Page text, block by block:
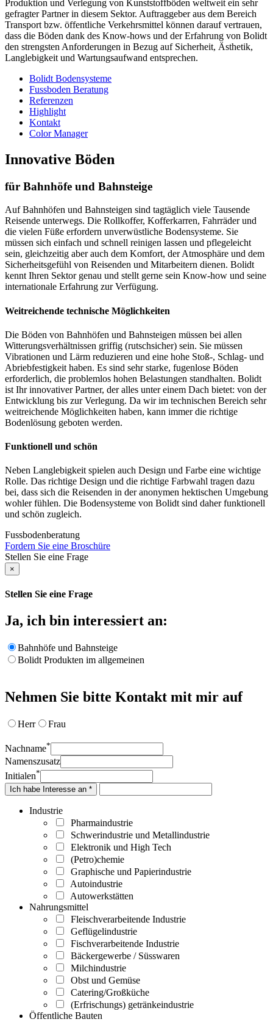
Produktion und Verlegung von Kunststoffböden weltweit ein sehr
gefragter Partner in diesem Sektor. Auftraggeber aus dem Bereich
Transport bzw. öffentliche Verkehrsmittel können darauf vertrauen,
dass die Böden dank des Know-hows und der Erfahrung von Bolidt
den strengsten Anforderungen in Bezug auf Sicherheit, Ästhetik,
Langlebigkeit und Wartungsaufwand entsprechen.
Bolidt Bodensysteme
Fussboden Beratung
Referenzen
Highlight
Kontakt
Color Manager
Innovative Böden
für Bahnhöfe und Bahnsteige
Auf Bahnhöfen und Bahnsteigen sind tagtäglich viele Tausende
Reisende unterwegs. Die Rollkoffer, Kofferkarren, Fahrräder und
die vielen Füße erfordern unverwüstliche Bodensysteme. Sie
müssen sich einfach und schnell reinigen lassen und pflegeleicht
sein, gleichzeitig aber auch dem Komfort, der Atmosphäre und dem
Sicherheitsgefühl von Reisenden und Mitarbeitern dienen. Bolidt
kennt Ihren Sektor genau und stellt gerne sein Know-how und seine
internationale Erfahrung zur Verfügung.
Weitreichende technische Möglichkeiten
Die Böden von Bahnhöfen und Bahnsteigen müssen bei allen
Witterungsverhältnissen griffig (rutschsicher) sein. Sie müssen
Vibrationen und Lärm reduzieren und eine hohe Stoß-, Schlag- und
Abriebfestigkeit haben. Es sind sehr starke, fugenlose Böden
erforderlich, die problemlos hohen Belastungen standhalten. Bolidt
ist Ihr innovativer Partner, der alles unter einem Dach bietet: von der
Entwicklung bis zur Verlegung. Da wir im technischen Bereich sehr
weitreichende Möglichkeiten haben, kann immer die richtige
Bodenlösung geboten werden.
Funktionell und schön
Neben Langlebigkeit spielen auch Design und Farbe eine wichtige
Rolle. Das richtige Design und die richtige Farbwahl tragen dazu
bei, dass sich die Reisenden in der anonymen hektischen Umgebung
wohler fühlen. Die Bodensysteme von Bolidt sind daher funktionell
und schön zugleich.
Fussbodenberatung
Fordern Sie eine Broschüre
Stellen Sie eine Frage
×
Stellen Sie eine Frage
Ja, ich bin interessiert an:
Bahnhöfe und Bahnsteige
Bolidt Produkten im allgemeinen
Nehmen Sie bitte Kontakt mit mir auf
Herr Frau
Nachname*
Namenszusatz
Initialen*
Ich habe Interesse an *
Industrie
Pharmaindustrie
Schwerindustrie und Metallindustrie
Elektronik und High Tech
(Petro)chemie
Graphische und Papierindustrie
Autoindustrie
Autowerkstätten
Nahrungsmittel
Fleischverarbeitende Industrie
Geflügelindustrie
Fischverarbeitende Industrie
Bäckergewerbe / Süsswaren
Milchindustrie
Obst und Gemüse
Catering/Großküche
(Erfrischungs) getränkeindustrie
Öffentliche Bauten